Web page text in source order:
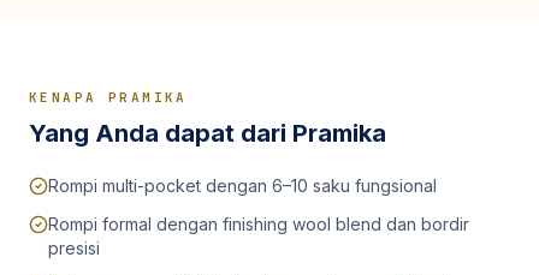
KENAPA PRAMIKA
Yang Anda dapat dari Pramika
Rompi multi-pocket dengan 6–10 saku fungsional
Rompi formal dengan finishing wool blend dan bordir
presisi